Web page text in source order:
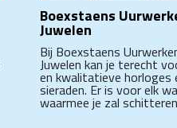
Boexstaens
Juwelen
Bij Boexstaens
Juwelen kan je terecht
en kwalitatieve horloges
sieraden. Er is voor elk
waarmee je zal